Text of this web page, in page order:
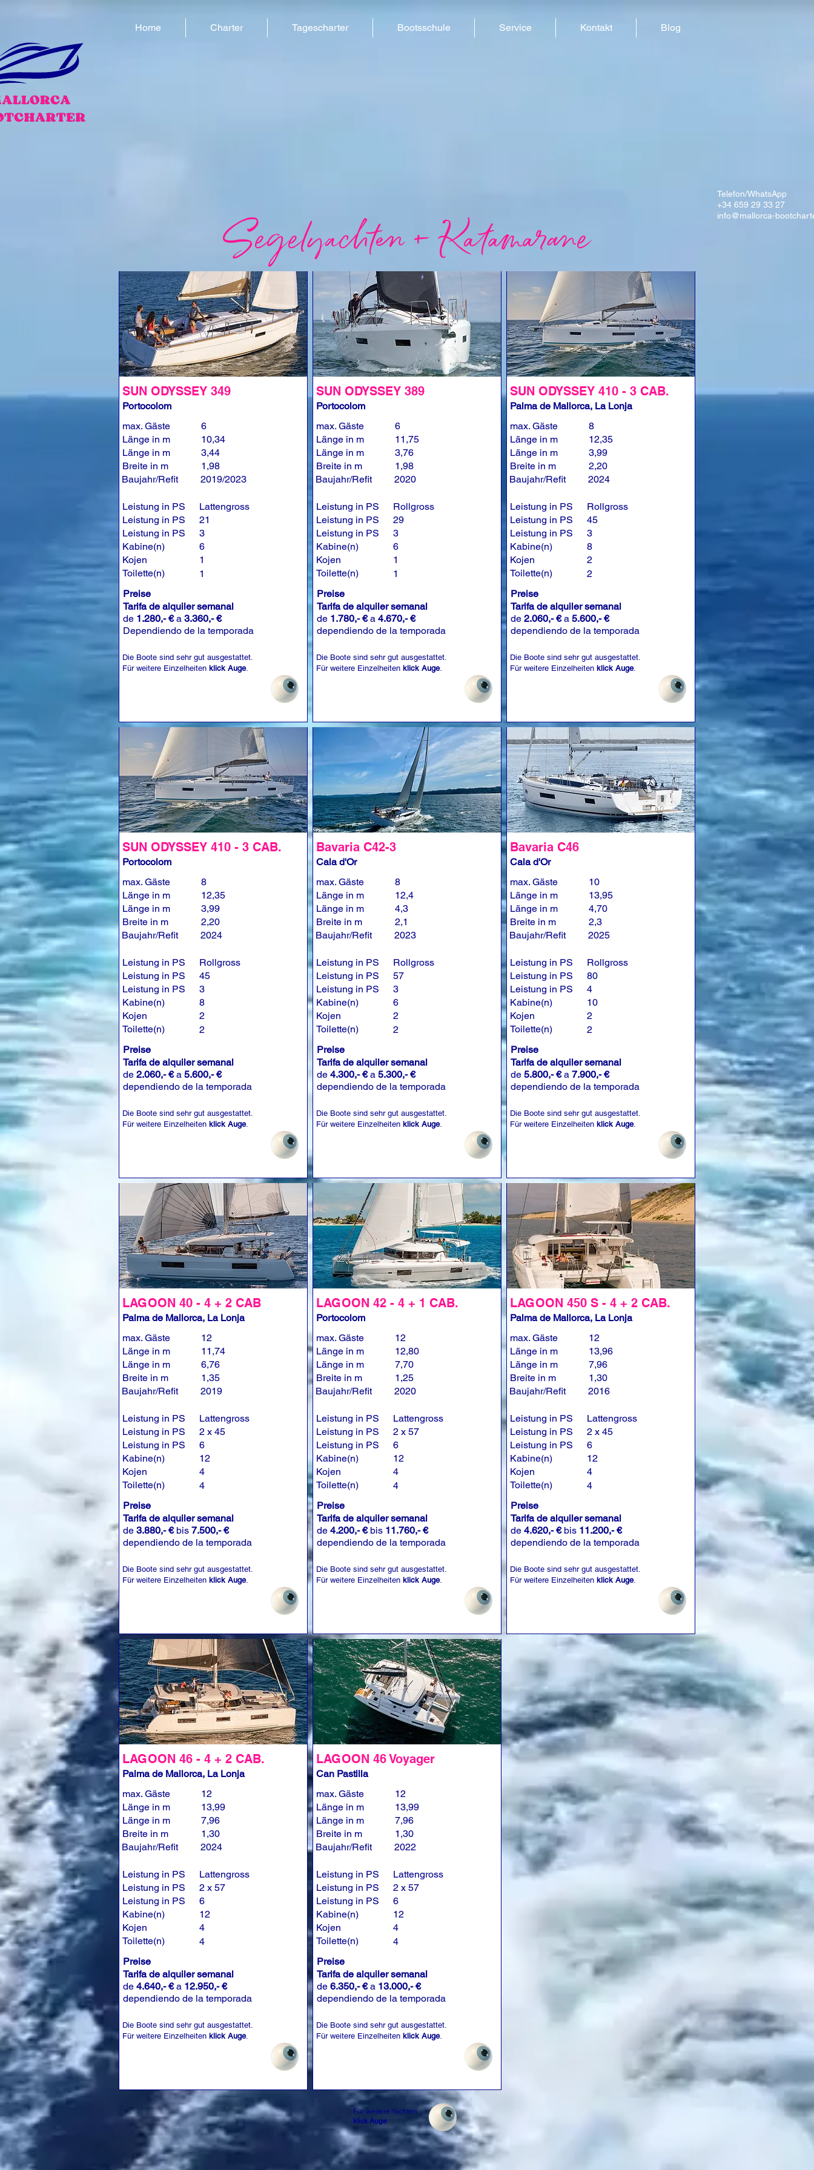
Home Charter Tagescharter Bootsschule Service Kontakt Blog
Segelyachten + Katamarane
SUN ODYSSEY 349
Portocolom
max. Gäste
Länge in m
Länge in m
Breite in m
Baujahr/Refit
Leistung in PS
Leistung in PS
Leistung in PS
Kabine(n)
Kojen
Toilette(n)
6
10,34
3,44
1,98
2019/2023
Lattengross
21
3
6
1
1
Preise
Tarifa de alquiler semanal
de 1.280,- €a 3.360,- €
Dependiendo de la temporada
Die Boote sind sehr gut ausgestattet.
Für weitere Einzelheiten klick Auge.
SUN ODYSSEY 410 - 3 CAB.
Portocolom
max. Gäste
Länge in m
Länge in m
Breite in m
Baujahr/Refit
Leistung in PS
Leistung in PS
Leistung in PS
Kabine(n)
Kojen
Toilette(n)
8
12,35
3,99
2,20
2024
Rollgross
45
3
8
2
2
Preise
Tarifa de alquiler semanal
de 2.060,- €a 5.600,- €
dependiendo de la temporada
Die Boote sind sehr gut ausgestattet.
Für weitere Einzelheiten klick Auge.
LAGOON 40 - 4 + 2 CAB
Palma de Mallorca, La Lonja
max. Gäste
Länge in m
Länge in m
Breite in m
Baujahr/Refit
Leistung in PS
Leistung in PS
Leistung in PS
Kabine(n)
Kojen
Toilette(n)
12
11,74
6,76
1,35
2019
Lattengross
2 x 45
6
12
4
4
Preise
Tarifa de alquiler semanal
de 3.880,- €bis 7.500,- €
dependiendo de la temporada
Die Boote sind sehr gut ausgestattet.
Für weitere Einzelheiten klick Auge.
LAGOON 46 - 4 + 2 CAB.
Palma de Mallorca, La Lonja
max. Gäste
Länge in m
Länge in m
Breite in m
Baujahr/Refit
Leistung in PS
Leistung in PS
Leistung in PS
Kabine(n)
Kojen
Toilette(n)
12
13,99
7,96
1,30
2024
Lattengross
2 x 57
6
12
4
4
Preise
Tarifa de alquiler semanal
de 4.640,- €a 12.950,- €
dependiendo de la temporada
Die Boote sind sehr gut ausgestattet.
Für weitere Einzelheiten klick Auge.
SUN ODYSSEY 389
Portocolom
max. Gäste
Länge in m
Länge in m
Breite in m
Baujahr/Refit
Leistung in PS
Leistung in PS
Leistung in PS
Kabine(n)
Kojen
Toilette(n)
6
11,75
3,76
1,98
2020
Rollgross
29
3
6
1
1
Preise
Tarifa de alquiler semanal
de 1.780,- €a 4.670,- €
dependiendo de la temporada
Die Boote sind sehr gut ausgestattet.
Für weitere Einzelheiten klick Auge.
Bavaria C42-3
Cala d'Or
max. Gäste
Länge in m
Länge in m
Breite in m
Baujahr/Refit
Leistung in PS
Leistung in PS
Leistung in PS
Kabine(n)
Kojen
Toilette(n)
8
12,4
4,3
2,1
2023
Rollgross
57
3
6
2
2
Preise
Tarifa de alquiler semanal
de 4.300,- €a 5.300,- €
dependiendo de la temporada
Die Boote sind sehr gut ausgestattet.
Für weitere Einzelheiten klick Auge.
LAGOON 42 - 4 + 1 CAB.
Portocolom
max. Gäste
Länge in m
Länge in m
Breite in m
Baujahr/Refit
Leistung in PS
Leistung in PS
Leistung in PS
Kabine(n)
Kojen
Toilette(n)
12
12,80
7,70
1,25
2020
Lattengross
2 x 57
6
12
4
4
Preise
Tarifa de alquiler semanal
de 4.200,- €bis 11.760,- €
dependiendo de la temporada
Die Boote sind sehr gut ausgestattet.
Für weitere Einzelheiten klick Auge.
LAGOON 46 Voyager
Can Pastilla
max. Gäste
Länge in m
Länge in m
Breite in m
Baujahr/Refit
Leistung in PS
Leistung in PS
Leistung in PS
Kabine(n)
Kojen
Toilette(n)
12
13,99
7,96
1,30
2022
Lattengross
2 x 57
6
12
4
4
Preise
Tarifa de alquiler semanal
de 6.350,- €a 13.000,- €
dependiendo de la temporada
Die Boote sind sehr gut ausgestattet.
Für weitere Einzelheiten klick Auge.
SUN ODYSSEY 410 - 3 CAB.
Palma de Mallorca, La Lonja
max. Gäste
Länge in m
Länge in m
Breite in m
Baujahr/Refit
Leistung in PS
Leistung in PS
Leistung in PS
Kabine(n)
Kojen
Toilette(n)
8
12,35
3,99
2,20
2024
Rollgross
45
3
8
2
2
Preise
Tarifa de alquiler semanal
de 2.060,- €a 5.600,- €
dependiendo de la temporada
Die Boote sind sehr gut ausgestattet.
Für weitere Einzelheiten klick Auge.
Bavaria C46
Cala d'Or
max. Gäste
Länge in m
Länge in m
Breite in m
Baujahr/Refit
Leistung in PS
Leistung in PS
Leistung in PS
Kabine(n)
Kojen
Toilette(n)
10
13,95
4,70
2,3
2025
Rollgross
80
4
10
2
2
Preise
Tarifa de alquiler semanal
de 5.800,- €a 7.900,- €
dependiendo de la temporada
Die Boote sind sehr gut ausgestattet.
Für weitere Einzelheiten klick Auge.
LAGOON 450 S - 4 + 2 CAB.
Palma de Mallorca, La Lonja
max. Gäste
Länge in m
Länge in m
Breite in m
Baujahr/Refit
Leistung in PS
Leistung in PS
Leistung in PS
Kabine(n)
Kojen
Toilette(n)
12
13,96
7,96
1,30
2016
Lattengross
2 x 45
6
12
4
4
Preise
Tarifa de alquiler semanal
de 4.620,- €bis 11.200,- €
dependiendo de la temporada
Die Boote sind sehr gut ausgestattet.
Für weitere Einzelheiten klick Auge.
Für weitere Yachten
klick Auge
Telefon/WhatsApp
+34 659 29 33 27
info@mallorca-